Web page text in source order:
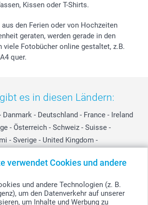
verwendet Cookies und andere
und andere Technologien (z. B.
um den Datenverkehr auf unserer
um Inhalte und Werbung zu
Kissen oder T-Shirts.
den Ferien oder von Hochzeiten
geraten, werden gerade in den
viele Fotobücher online gestaltet, z.B.
quer.
es in diesen Ländern:
Danmark - Deutschland - France - Ireland
- Österreich - Schweiz - Suisse -
- Sverige - United Kingdom -
in EURO (€) inkl. MwSt. und zzgl. Versandkosten.